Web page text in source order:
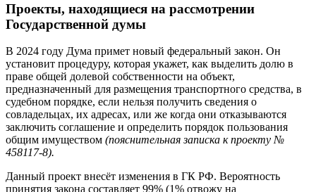
Проекты, находящиеся на рассмотрении
Государственной думы
В 2024 году Дума примет новый федеральный закон. Он
установит процедуру, которая укажет, как выделить долю в
праве общей долевой собственности на объект,
предназначенный для размещения транспортного средства, в
судебном порядке, если нельзя получить сведения о
совладельцах, их адресах, или же когда они отказываются
заключить соглашение и определить порядок пользования
общим имуществом (пояснительная записка к проекту №
458117-8).
Данный проект внесёт изменения в ГК РФ. Вероятность
принятия закона составляет 99% (1% отвожу на